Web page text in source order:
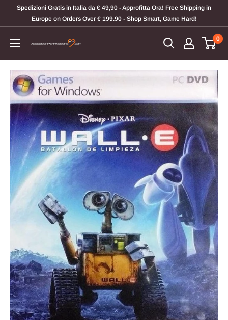
Spedizioni Gratis in Italia da € 49,90 - Approfitta Ora! Free Shipping in
Europe on Orders Over € 199.90 - Shop Smart, Game Hard!
Videogiochi
Per
Passione
0